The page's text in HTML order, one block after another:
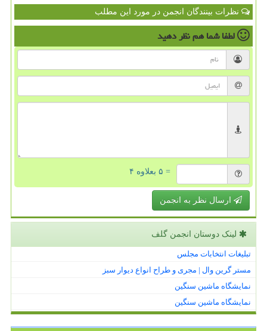
نظرات بینندگان انجمن در مورد این مطلب
لطفا شما همنظر دهید
= ۵ بعلاوه ۴
ارسال نظر به انجمن
لینک دوستان انجمن گلف
تبلیغات انتخابات مجلس
مستر گرین وال | مجری و طراح انواع دیوار سبز
نمایشگاه ماشین سنگین
نمایشگاه ماشین سنگین